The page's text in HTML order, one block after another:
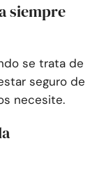
siempre
se trata de
seguro de
necesite.